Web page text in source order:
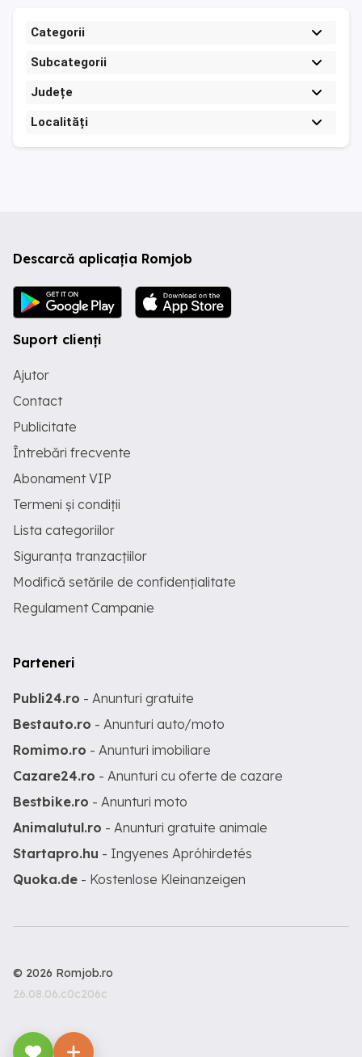
Categorii
Subcategorii
Județe
Localități
Descarcă aplicația Romjob
Suport clienți
Ajutor
Contact
Publicitate
Întrebări frecvente
Abonament VIP
Termeni și condiții
Lista categoriilor
Siguranța tranzacțiilor
Modifică setările de confidențialitate
Regulament Campanie
Parteneri
Publi24.ro - Anunturi gratuite
Bestauto.ro - Anunturi auto/moto
Romimo.ro - Anunturi imobiliare
Cazare24.ro - Anunturi cu oferte de cazare
Bestbike.ro - Anunturi moto
Animalutul.ro - Anunturi gratuite animale
Startapro.hu - Ingyenes Apróhirdetés
Quoka.de - Kostenlose Kleinanzeigen
© 2026 Romjob.ro
26.08.06.c0c206c